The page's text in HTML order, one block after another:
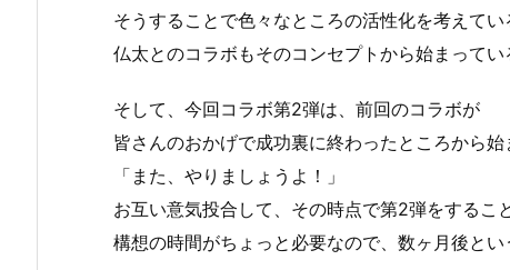
そうすることで色々なところの活性化を考えてい
仏太とのコラボもそのコンセプトから始まってい
そして、今回コラボ第2弾は、前回のコラボが
皆さんのおかげで成功裏に終わったところから始
「また、やりましょうよ！」
お互い意気投合して、その時点で第2弾をするこ
構想の時間がちょっと必要なので、数ヶ月後とい